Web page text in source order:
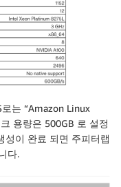
는 “Amazon Linux
용량은 500GB 로 설정
성이 완료 되면 주피터랩
다.